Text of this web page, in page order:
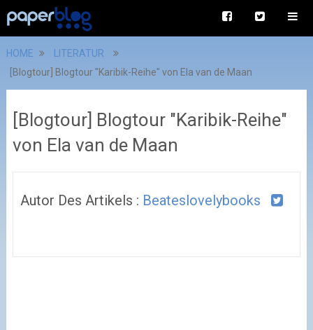
HOME
LITERATUR
[Blogtour] Blogtour "Karibik-Reihe" von Ela van de Maan
[Blogtour] Blogtour "Karibik-Reihe"
von Ela van de Maan
Autor Des Artikels : Beateslovelybooks